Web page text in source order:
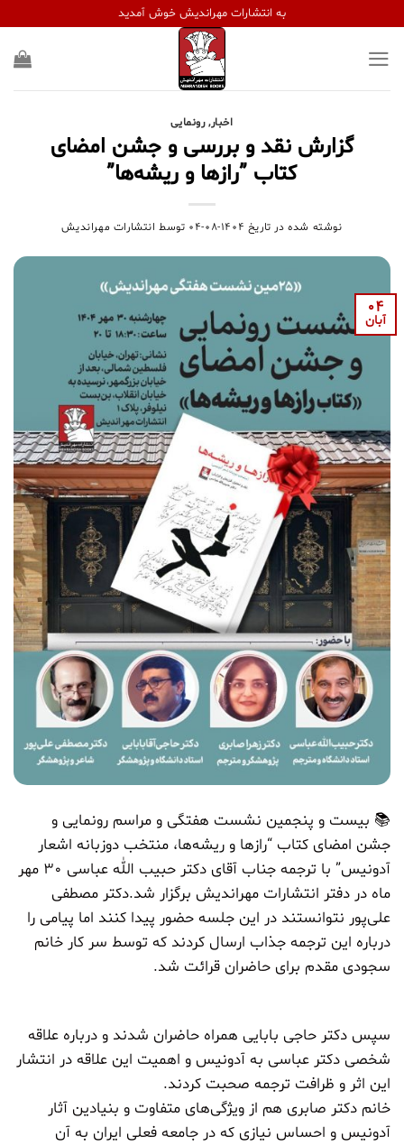
content
به انتشارات مهراندیش خوش آمدید
اخبار,رونمایی
گزارش نقد و بررسی و جشن امضای
کتاب ”رازها و ریشه‌ها”
نوشته شده در تاریخ ۱۴۰۴-۰۸-۰۴ توسط انتشارات مهراندیش
04
آبان
📚 بیست و پنجمین نشست هفتگی و مراسم رونمایی و
جشن امضای کتاب “رازها و ریشه‌ها، منتخب دوزبانه اشعار
آدونیس
” با ترجمه جناب آقای دکتر حبیب الله عباسی ۳۰ مهر
ماه در دفتر انتشارات مهراندیش برگزار شد.دکتر مصطفی
علی‌پور نتوانستند در این جلسه حضور پیدا کنند اما پیامی را
درباره این ترجمه جذاب ارسال کردند که توسط سر کار خانم
سجودی مقدم برای حاضران قرائت شد.
سپس دکتر حاجی بابایی همراه حاضران شدند و درباره علاقه
شخصی دکتر عباسی به آدونیس و اهمیت این علاقه در انتشار
این اثر و ظرافت ترجمه صحبت کردند.
خانم دکتر صابری هم از ویژگی‌های متفاوت و بنیادین آثار
آدونیس و احساس نیازی که در جامعه فعلی ایران به آن